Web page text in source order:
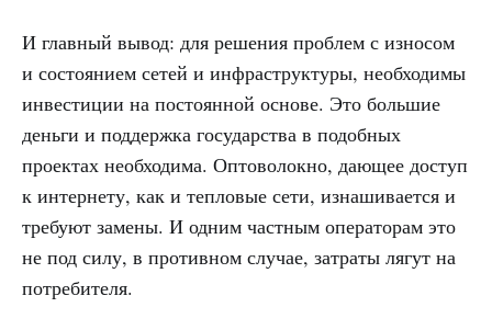
И главный вывод: для решения проблем с износом
и состоянием сетей и инфраструктуры, необходимы
инвестиции на постоянной основе. Это большие
деньги и поддержка государства в подобных
проектах необходима. Оптоволокно, дающее доступ
к интернету, как и тепловые сети, изнашивается и
требуют замены. И одним частным операторам это
не под силу, в противном случае, затраты лягут на
потребителя.